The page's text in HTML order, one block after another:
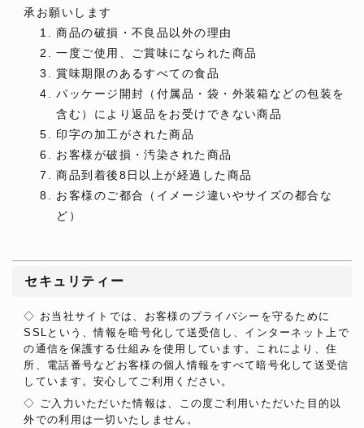
承お願いします
商品の破損・不良品以外の理由
一度ご使用、ご賞味になられた商品
賞味期限のあるすべての食品
パッケージ開封（付属品・袋・外装箱などの包装を
含む）により返品をお受けできない商品
印字の加工がされた商品
お客様が破損・汚染された商品
商品到着後8日以上が経過した商品
お客様のご都合（イメージ違いやサイズの都合な
ど）
セキュリティー
◇ お当社サイトでは、お客様のプライバシーを守るために
SSLという、情報を暗号化して送受信し、インターネット上で
の通信を保護する仕組みを使用しています。これにより、住
所、電話番号などお客様の個人情報をすべて暗号化して送受信
しています。安心してご利用ください。
◇ ご入力いただいた情報は、この度ご利用いただいた目的以
外での利用は一切いたしません。